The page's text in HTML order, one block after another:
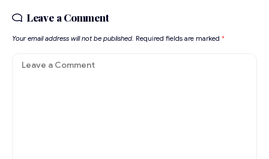
Leave a Comment
Your email address will not be published. Required fields are marked *